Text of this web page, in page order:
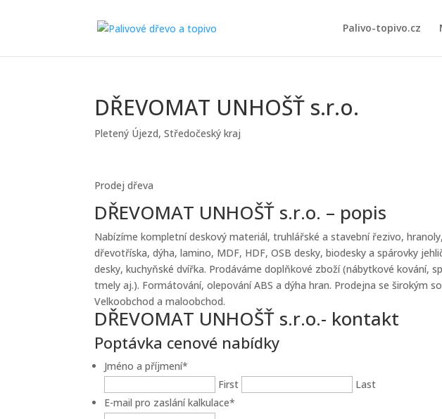
Palivo-topivo.cz
DŘEVOMAT UNHOŠŤ s.r.o.
Pletený Újezd,Středočeský kraj
Prodej dřeva
DŘEVOMAT UNHOŠŤ s.r.o. – popis
Nabízíme kompletní deskový materiál, truhlářské a stavební řezivo,
dřevotříska, dýha, lamino, MDF, HDF, OSB desky, biodesky a spárovky
desky, kuchyňské dvířka. Prodáváme doplňkové zboží (nábytkové kování,
tmely aj.). Formátování, olepování ABS a dýha hran. Prodejna se širokým
Velkoobchod a maloobchod.
DŘEVOMAT UNHOŠŤ s.r.o.- kontakt
Poptávka cenové nabídky
Jméno a příjmení*
First
Last
E-mail pro zaslání kalkulace*